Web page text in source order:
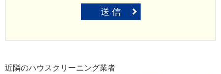
送 信
近隣のハウスクリーニング業者